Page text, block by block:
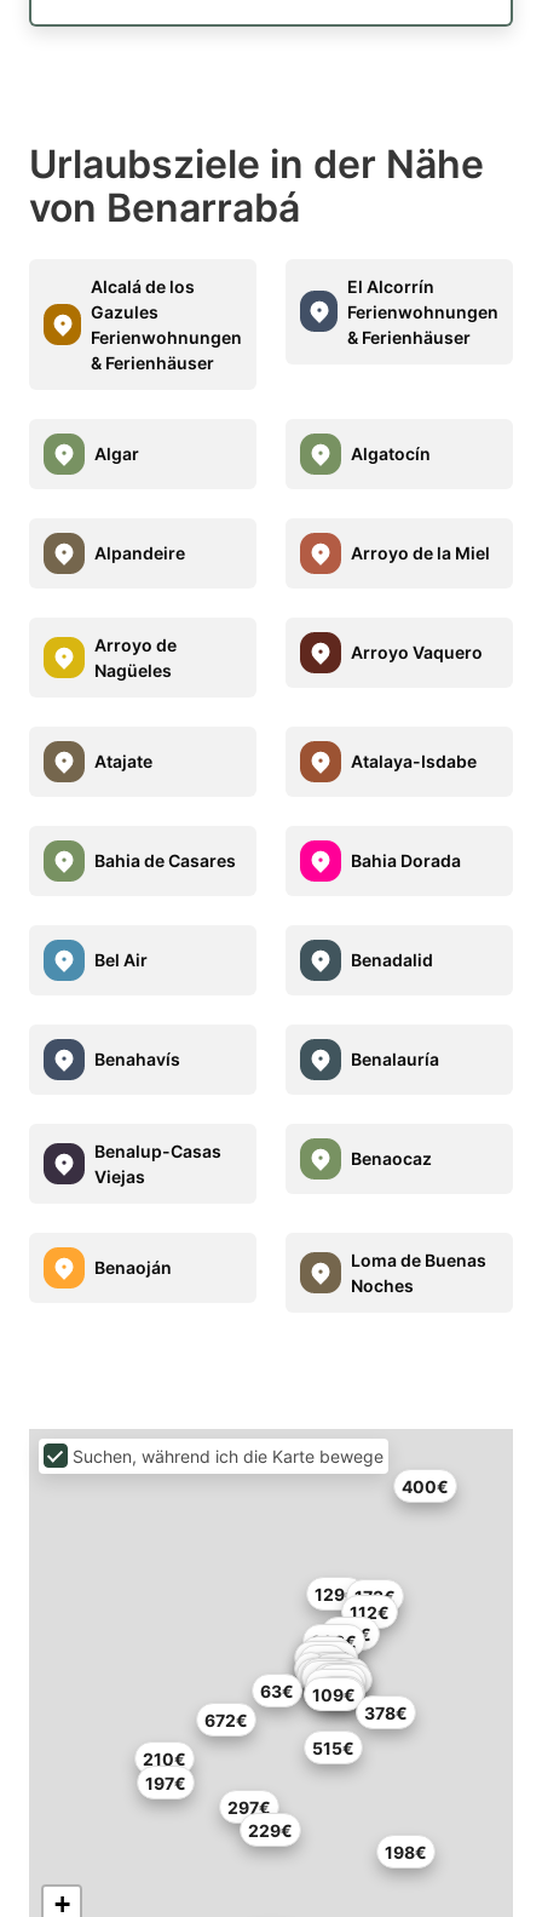
Urlaubsziele in der Nähe
von Benarrabá
Alcalá de los
Gazules
Ferienwohnungen
& Ferienhäuser
El Alcorrín
Ferienwohnungen
& Ferienhäuser
Algar Algatocín
Alpandeire Arroyo de la Miel
Arroyo de
Nagüeles
Arroyo Vaquero
Atajate Atalaya-Isdabe
Bahia de Casares Bahia Dorada
Bel Air Benadalid
Benahavís Benalauría
Benalup-Casas
Viejas
Benaocaz
Benaoján
Loma de Buenas
Noches
162€
400€
129€
200€
308€
50€
173€
41€
63€
112€
229€
297€
197€
210€
672€
80€98€
110€
188€
95€
357€
120€
109€
515€
378€
67€
198€
65€
52€
+
Suchen, während ich die Karte bewege